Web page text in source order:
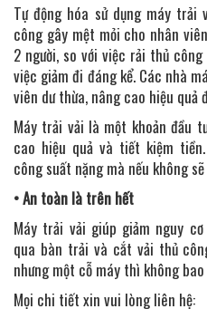
Tự động hóa sử dụng máy
công gây mệt mỏi cho nhân
2 người, so với việc rải thủ
việc giảm đi đáng kể. Các nhà
viên dư thừa, nâng cao hiệu quả
Máy trải vải là một khoản đầu
cao hiệu quả và tiết kiệm
công suất nặng mà nếu không
• An toàn là trên hết
Máy trải vải giúp giảm nguy
qua bàn trải và cắt vải thủ
nhưng một cỗ máy thì không
Mọi chi tiết xin vui lòng liên hệ: